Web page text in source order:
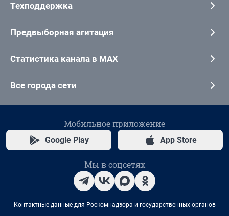
Техподдержка
Предвыборная агитация
Статистика канала в MAX
Все города сети
Мобильное приложение
Google Play App Store
Мы в соцсетях
Контактные данные для Роскомнадзора и государственных органов